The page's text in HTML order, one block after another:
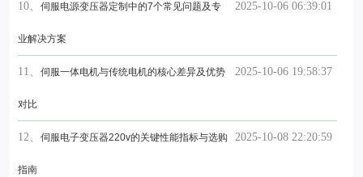
2025-10-06 06:39:01
10、 伺服电源变压器定制中的7个常见问题及专
业解决方案
2025-10-06 19:58:37
11、 伺服一体电机与传统电机的核心差异及优势
对比
2025-10-08 22:20:59
12、 伺服电子变压器220v的关键性能指标与选购
指南